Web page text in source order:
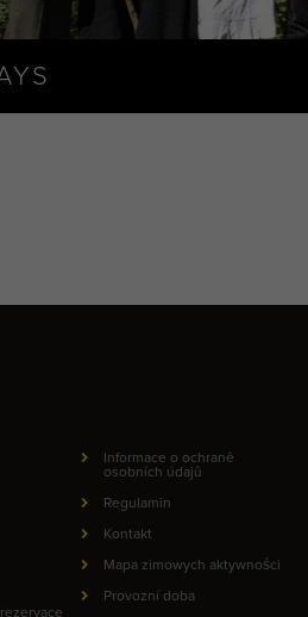
Informace o ochraně
osobních údajů
Regulamin
Kontakt
Mapa zimowych aktywności
Provozní doba